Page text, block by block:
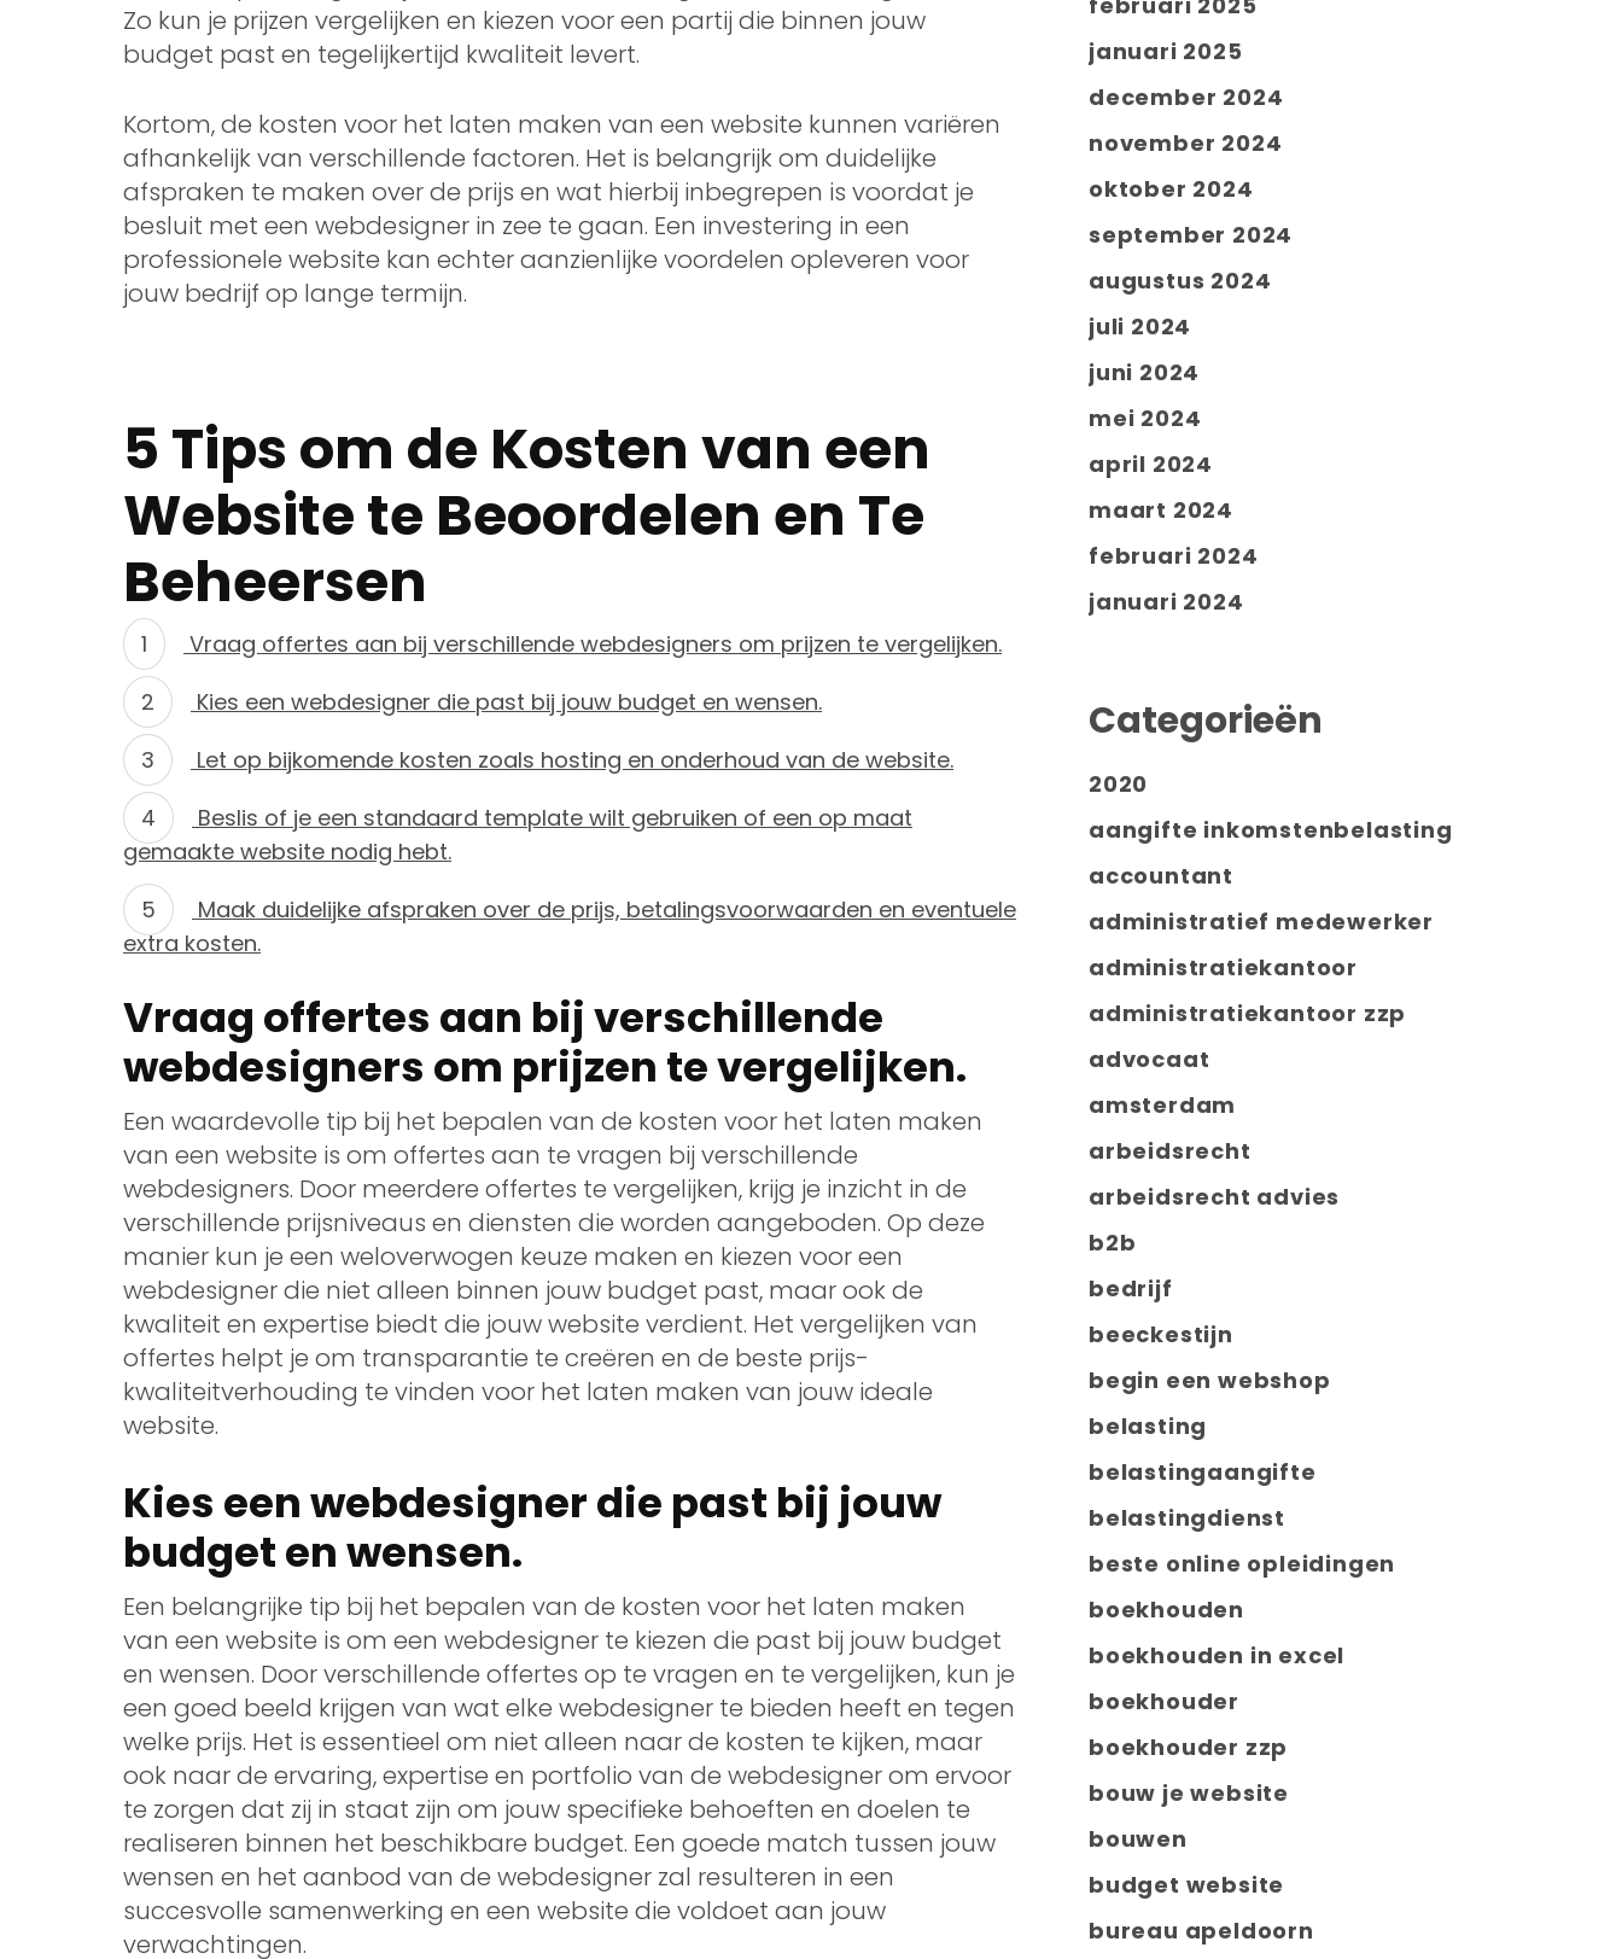
Zo kun je prijzen vergelijken en kiezen voor een partij die binnen jouw
budget past en tegelijkertijd kwaliteit levert.
Kortom, de kosten voor het laten maken van een website kunnen variëren
afhankelijk van verschillende factoren. Het is belangrijk om duidelijke
afspraken te maken over de prijs en wat hierbij inbegrepen is voordat je
besluit met een webdesigner in zee te gaan. Een investering in een
professionele website kan echter aanzienlijke voordelen opleveren voor
jouw bedrijf op lange termijn.
5 Tips om de Kosten van een
Website te Beoordelen en Te
Beheersen
Vraag offertes aan bij verschillende webdesigners om prijzen te vergelijken.
Kies een webdesigner die past bij jouw budget en wensen.
Let op bijkomende kosten zoals hosting en onderhoud van de website.
Beslis of je een standaard template wilt gebruiken of een op maat
gemaakte website nodig hebt.
Maak duidelijke afspraken over de prijs, betalingsvoorwaarden en eventuele
extra kosten.
Vraag offertes aan bij verschillende
webdesigners om prijzen te vergelijken.
Een waardevolle tip bij het bepalen van de kosten voor het laten maken
van een website is om offertes aan te vragen bij verschillende
webdesigners. Door meerdere offertes te vergelijken, krijg je inzicht in de
verschillende prijsniveaus en diensten die worden aangeboden. Op deze
manier kun je een weloverwogen keuze maken en kiezen voor een
webdesigner die niet alleen binnen jouw budget past, maar ook de
kwaliteit en expertise biedt die jouw website verdient. Het vergelijken van
offertes helpt je om transparantie te creëren en de beste prijs-
kwaliteitverhouding te vinden voor het laten maken van jouw ideale
website.
Kies een webdesigner die past bij jouw
budget en wensen.
Een belangrijke tip bij het bepalen van de kosten voor het laten maken
van een website is om een webdesigner te kiezen die past bij jouw budget
en wensen. Door verschillende offertes op te vragen en te vergelijken, kun je
een goed beeld krijgen van wat elke webdesigner te bieden heeft en tegen
welke prijs. Het is essentieel om niet alleen naar de kosten te kijken, maar
ook naar de ervaring, expertise en portfolio van de webdesigner om ervoor
te zorgen dat zij in staat zijn om jouw specifieke behoeften en doelen te
realiseren binnen het beschikbare budget. Een goede match tussen jouw
wensen en het aanbod van de webdesigner zal resulteren in een
succesvolle samenwerking en een website die voldoet aan jouw
verwachtingen.
januari 2025
december 2024
november 2024
oktober 2024
september 2024
augustus 2024
juli 2024
juni 2024
mei 2024
april 2024
maart 2024
februari 2024
januari 2024
Categorieën
2020
aangifte inkomstenbelasting
accountant
administratief medewerker
administratiekantoor
administratiekantoor zzp
advocaat
amsterdam
arbeidsrecht
arbeidsrecht advies
b2b
bedrijf
beeckestijn
begin een webshop
belasting
belastingaangifte
belastingdienst
beste online opleidingen
boekhouden
boekhouden in excel
boekhouder
boekhouder zzp
bouw je website
bouwen
budget website
bureau apeldoorn